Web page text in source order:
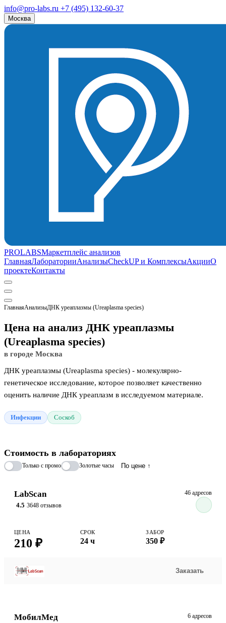
info@pro-labs.ru +7 (495) 132-60-37
Москва
PROLABSМаркетплейс анализов
ГлавнаяЛабораторииАнализыCheckUP и КомплексыАкцииО
проектеКонтакты
ГлавнаяАнализыДНК уреаплазмы (Ureaplasma species)
Цена на анализ ДНК уреаплазмы
(Ureaplasma species)
в городе Москва
ДНК уреаплазмы (Ureaplasma species) - молекулярно-
генетическое исследование, которое позволяет качественно
оценить наличие ДНК уреаплазм в исследуемом материале.
Инфекции Соскоб
Стоимость в лабораториях
Только с промо Золотые часы По цене ↑
LabScan
4.5 3648 отзывов
46 адресов
ЦЕНА
210 ₽
СРОК
24 ч
ЗАБОР
350 ₽
Заказать
МобилМед 6 адресов